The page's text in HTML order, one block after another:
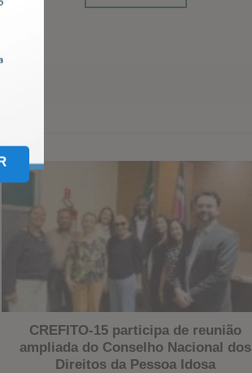
CREFITO-15 participa de reunião
ampliada do Conselho Nacional dos
Direitos da Pessoa Idosa